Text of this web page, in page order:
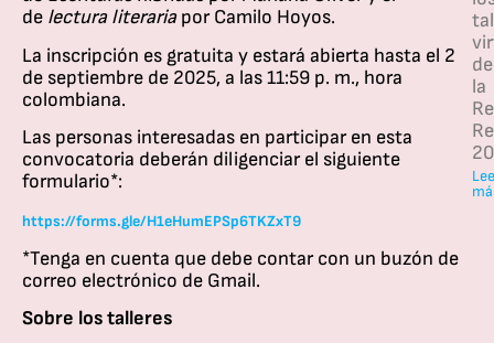
de lectura literariapor Camilo Hoyos.
La inscripción es gratuita y estará abierta hasta el 2
de septiembre de 2025, a las 11:59 p. m., hora
colombiana.
Las personas interesadas en participar en esta
convocatoria deberán diligenciar el siguiente
formulario*:
https://forms.gle/H1eHumEPSp6TKZxT9
*Tenga en cuenta que debe contar con un buzón de
correo electrónico de Gmail.
Sobre los talleres
de
la